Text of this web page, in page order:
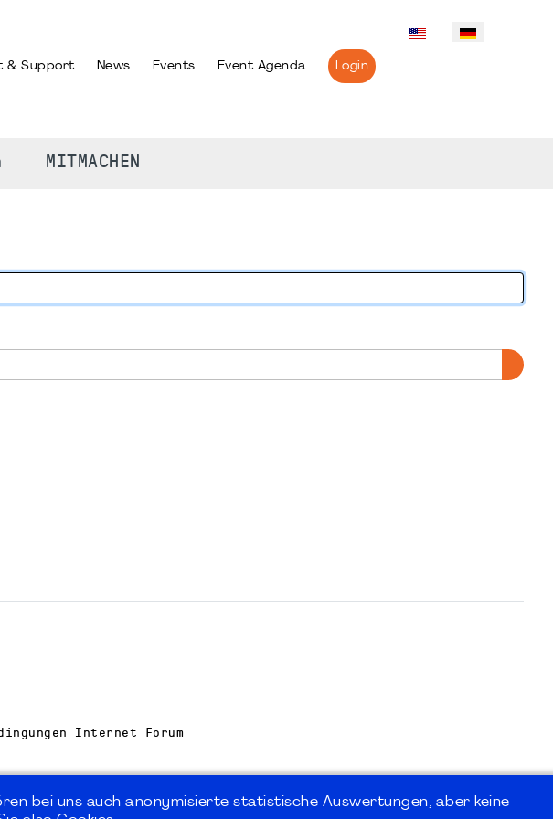
& Support News Events Event Agenda Login
MITMACHEN
Internet Forum
bei uns auch anonymisierte statistische Auswertungen, aber keine